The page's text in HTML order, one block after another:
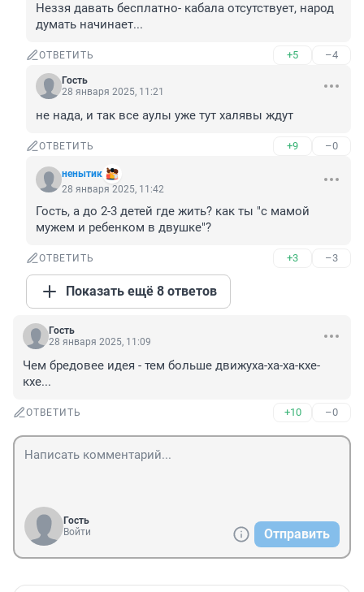
Неззя давать бесплатно- кабала отсутствует, народ
думать начинает...
ОТВЕТИТЬ +5 –4
Гость
28 января 2025, 11:21
не нада, и так все аулы уже тут халявы ждут
ОТВЕТИТЬ +9 –0
ненытик
28 января 2025, 11:42
Гость, а до 2-3 детей где жить? как ты "с мамой
мужем и ребенком в двушке"?
ОТВЕТИТЬ +3 –3
Показать ещё 8 ответов
Гость
28 января 2025, 11:09
Чем бредовее идея - тем больше движуха-ха-ха-кхе-
кхе...
ОТВЕТИТЬ +10 –0
Гость
Войти
Отправить